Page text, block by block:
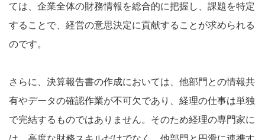
ては、企業全体の財務情報を総合的に把握し、課題を特定
することで、経営の意思決定に貢献することが求められる
のです。
さらに、決算報告書の作成においては、他部門との情報共
有やデータの確認作業が不可欠であり、経理の仕事は単独
で完結するものではありません。そのため経理の専門家に